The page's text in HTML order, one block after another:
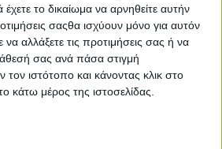
το δικαίωμα να αρνηθείτε αυτήν
σαςθα ισχύουν μόνο για αυτόν
αλλάξετε τις προτιμήσεις σας ή να
σας ανά πάσα στιγμή
τον ιστότοπο και κάνοντας κλικ στο
κάτω μέρος της ιστοσελίδας.